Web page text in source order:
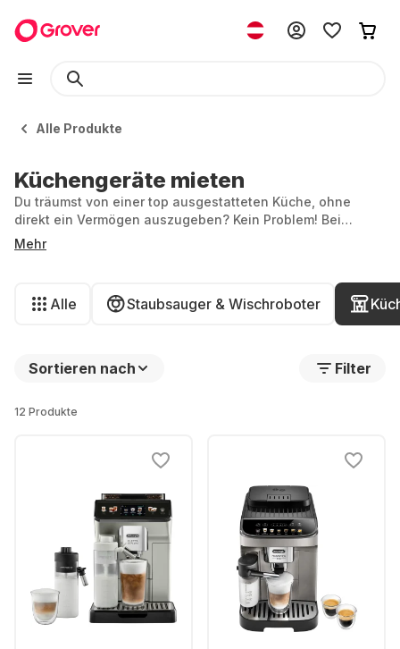
Alle Produkte
Küchengeräte mieten
Du träumst von einer top ausgestatteten Küche, ohne
direkt ein Vermögen auszugeben? Kein Problem! Bei
Grover kannst du ganz einfach Küchengeräte mieten und
dich dabei so richtig austoben. Egal, ob du
Neues ausprobieren möchtest, bei uns findest du alles,
was dein Küchenherz begehrt.
Mehr
Alle Staubsauger & Wischroboter
Sortieren nach Filter
12 Produkte